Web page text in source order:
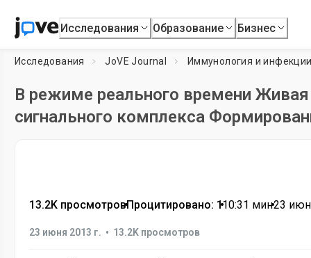
Исследования Образование Бизнес
Исследования JoVE Journal Иммунология и
В режиме реального времени
сигнального комплекса
13.2K просмотров•Процитировано: 1•10:31 мин•23
23 июня 2013 г. • 13.2K просмотров